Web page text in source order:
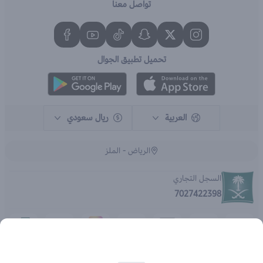
تواصل معنا
تحميل تطبيق الجوال
العربية ريال سعودي
الرياض - الملز
السجل التجاري
7027422398